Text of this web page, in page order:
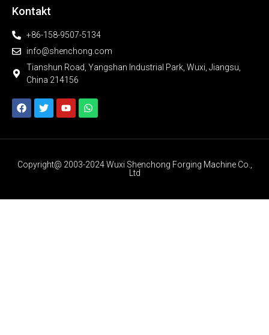
Kontakt
+86-158-9507-5134
info@shenchong.com
Tianshun Road, Yangshan Industrial Park, Wuxi, Jiangsu,
China 214156
Copyright@ 2003-2024 Wuxi Shenchong Forging Machine Co.,
Ltd